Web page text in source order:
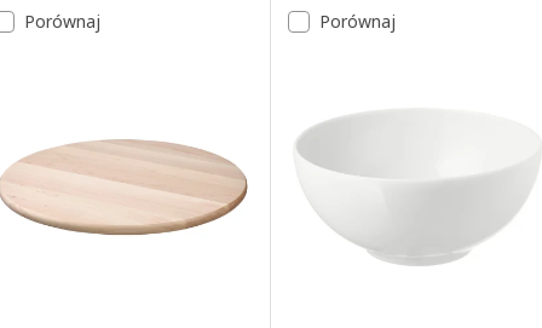
Porównaj Porównaj